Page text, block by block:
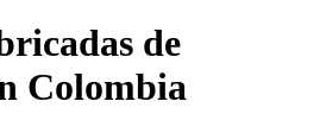
de
Colombia